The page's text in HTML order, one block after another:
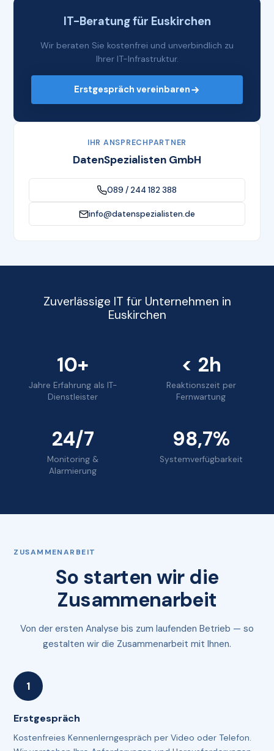
IT-Beratung für Euskirchen
Wir beraten Sie kostenfrei und unverbindlich zu
Ihrer IT-Infrastruktur.
Erstgespräch vereinbaren
IHR ANSPRECHPARTNER
DatenSpezialisten GmbH
089 / 244 182 388
info@datenspezialisten.de
Zuverlässige IT für Unternehmen in
Euskirchen
10+
Jahre Erfahrung als IT-
Dienstleister
< 2h
Reaktionszeit per
Fernwartung
24/7
Monitoring &
Alarmierung
98,7%
Systemverfügbarkeit
ZUSAMMENARBEIT
So starten wir die
Zusammenarbeit
Von der ersten Analyse bis zum laufenden Betrieb — so
gestalten wir die Zusammenarbeit mit Ihnen.
Erstgespräch
Kostenfreies Kennenlerngespräch per Video oder Telefon.